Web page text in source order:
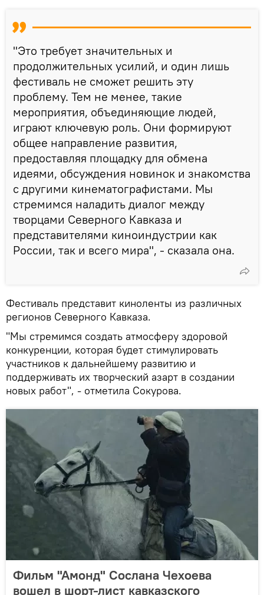
"Это требует значительных и
продолжительных усилий, и один лишь
фестиваль не сможет решить эту
проблему. Тем не менее, такие
мероприятия, объединяющие людей,
играют ключевую роль. Они формируют
общее направление развития,
предоставляя площадку для обмена
идеями, обсуждения новинок и знакомства
с другими кинематографистами. Мы
стремимся наладить диалог между
творцами Северного Кавказа и
представителями киноиндустрии как
России, так и всего мира", - сказала она.
Фестиваль представит киноленты из различных
регионов Северного Кавказа.
"Мы стремимся создать атмосферу здоровой
конкуренции, которая будет стимулировать
участников к дальнейшему развитию и
поддерживать их творческий азарт в создании
новых работ", - отметила Сокурова.
Фильм "Амонд" Сослана Чехоева
вошел в шорт-лист кавказского